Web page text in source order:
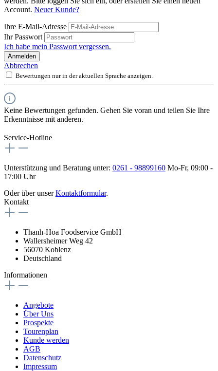
Account. Neuer Kunde?
Ihre E-Mail-Adresse
Ihr Passwort
Ich habe mein Passwort vergessen.
Anmelden
Abbrechen
Bewertungen nur in der aktuellen Sprache anzeigen.
Keine Bewertungen gefunden. Gehen Sie voran und teilen Sie Ihre
Erkenntnisse mit anderen.
Service-Hotline
Unterstützung und Beratung unter: 0261 - 98899160 Mo-Fr, 09:00 -
17:00 Uhr
Oder über unserKontaktformular.
Kontakt
Thanh-Hoa Foodservice GmbH
Wallersheimer Weg 42
56070 Koblenz
Deutschland
Informationen
Angebote
Über Uns
Prospekte
Tourenplan
Kunde werden
AGB
Datenschutz
Impressum